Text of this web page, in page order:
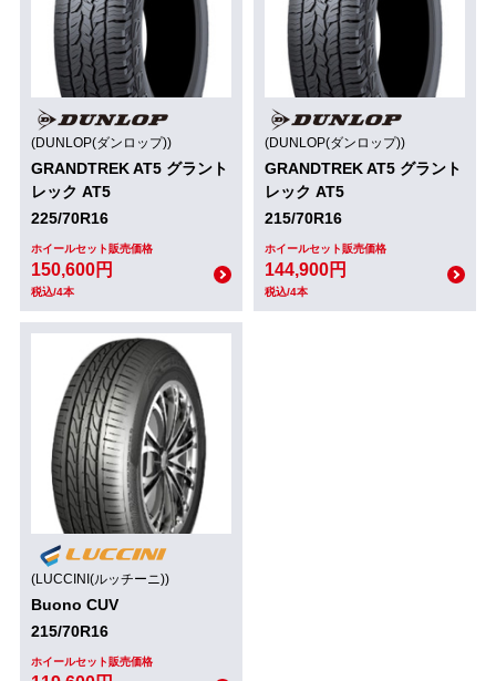
(DUNLOP(ダンロップ))
GRANDTREK AT5 グラント
レック AT5
225/70R16
ホイールセット販売価格
150,600円
税込/4本
(DUNLOP(ダンロップ))
GRANDTREK AT5 グラント
レック AT5
215/70R16
ホイールセット販売価格
144,900円
税込/4本
(LUCCINI(ルッチーニ))
Buono CUV
215/70R16
ホイールセット販売価格